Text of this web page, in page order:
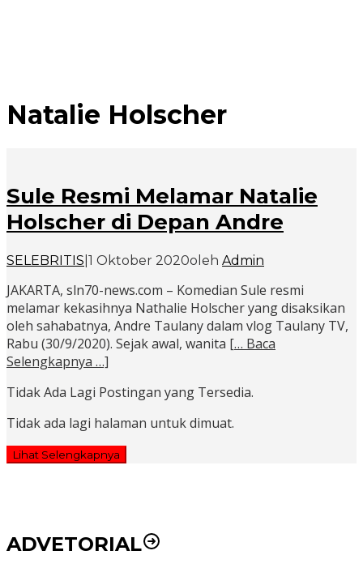
Natalie Holscher
Sule Resmi Melamar Natalie
Holscher di Depan Andre
SELEBRITIS 1 Oktober 2020oleh Admin
JAKARTA, sln70-news.com – Komedian Sule resmi
melamar kekasihnya Nathalie Holscher yang disaksikan
oleh sahabatnya, Andre Taulany dalam vlog Taulany TV,
Rabu (30/9/2020). Sejak awal, wanita [… Baca
Selengkapnya …]
Tidak Ada Lagi Postingan yang Tersedia.
Tidak ada lagi halaman untuk dimuat.
Lihat Selengkapnya
ADVETORIAL